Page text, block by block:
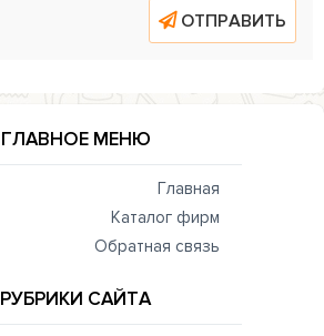
ОТПРАВИТЬ
ГЛАВНОЕ МЕНЮ
Главная
Каталог фирм
Обратная связь
РУБРИКИ САЙТА